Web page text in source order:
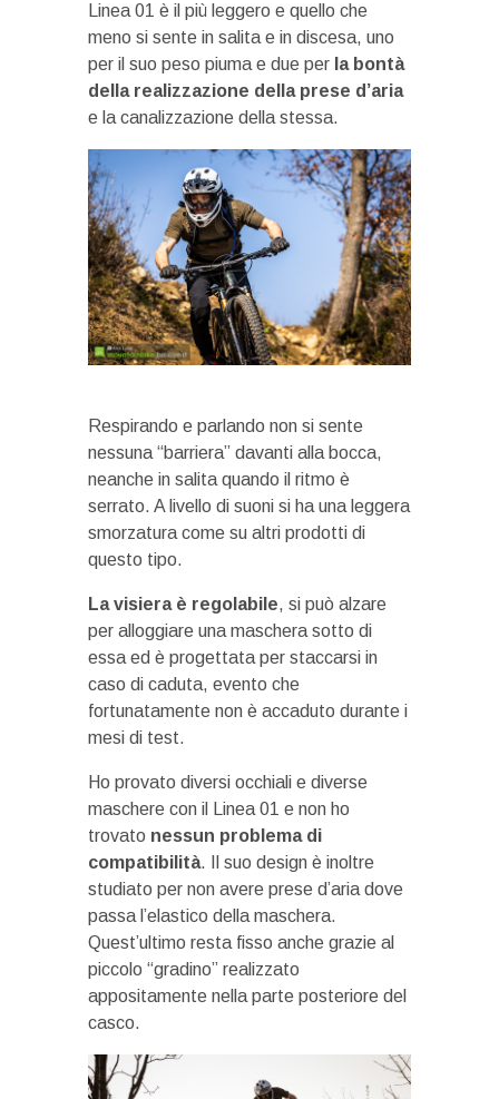
Linea 01 è il più leggero e quello che
meno si sente in salita e in discesa, uno
per il suo peso piuma e due per la bontà
della realizzazione della prese d’aria
e la canalizzazione della stessa.
Respirando e parlando non si sente
nessuna “barriera” davanti alla bocca,
neanche in salita quando il ritmo è
serrato. A livello di suoni si ha una leggera
smorzatura come su altri prodotti di
questo tipo.
La visiera è regolabile, si può alzare
per alloggiare una maschera sotto di
essa ed è progettata per staccarsi in
caso di caduta, evento che
fortunatamente non è accaduto durante i
mesi di test.
Ho provato diversi occhiali e diverse
maschere con il Linea 01 e non ho
trovato nessun problema di
compatibilità. Il suo design è inoltre
studiato per non avere prese d’aria dove
passa l’elastico della maschera.
Quest’ultimo resta fisso anche grazie al
piccolo “gradino” realizzato
appositamente nella parte posteriore del
casco.